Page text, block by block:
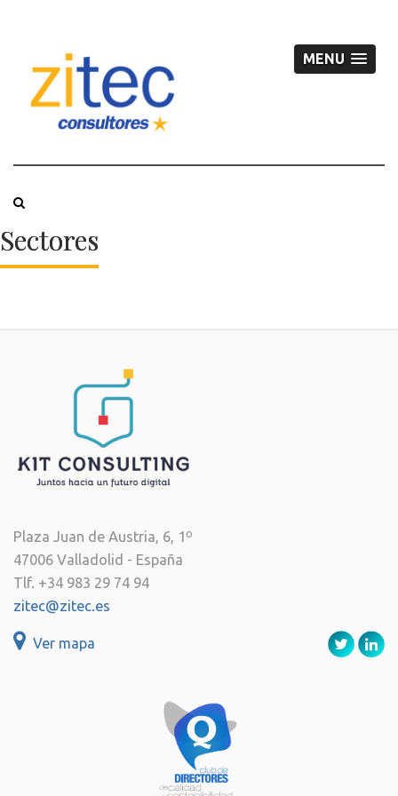
MENU
Sectores
Plaza Juan de Austria, 6, 1º
47006 Valladolid - España
Tlf. +34 983 29 74 94
zitec@zitec.es
Ver mapa